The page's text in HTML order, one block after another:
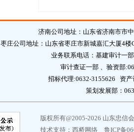
济南公司地址：山东省济南市市
枣庄公司地址：山东省枣庄市新城嘉汇大厦4
业务联系电话：基建审计一
审计查证一部 、验资部
招标代理:0632-3155626 资
策划发展部：
版权所有@2005-2026 山东忠信
技术支持： 西桥网络 鲁ICP备